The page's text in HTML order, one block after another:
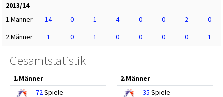
2013/14
1.Männer
14 0 1 4 0 0 2
0
2.Männer
1 0 1 0 0 0 0 1
Gesamtstatistik
1.Männer
72Spiele
2.Männer
35 Spiele